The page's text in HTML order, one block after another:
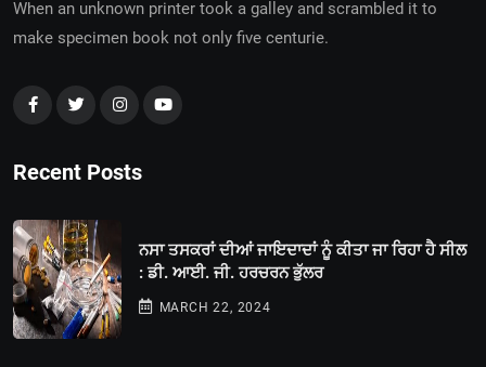
When an unknown printer took a galley and scrambled it to
make specimen book not only five centurie.
Recent Posts
ਨਸਾ ਤਸਕਰਾਂ ਦੀਆਂ ਜਾਇਦਾਦਾਂ ਨੂੰ ਕੀਤਾ ਜਾ ਰਿਹਾ ਹੈ ਸੀਲ
: ਡੀ. ਆਈ. ਜੀ. ਹਰਚਰਨ ਭੁੱਲਰ
MARCH 22, 2024